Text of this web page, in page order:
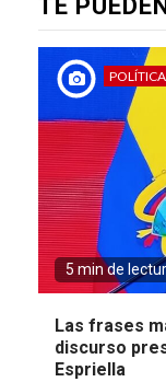
TE
POLÍTICA
5 min de
Las frases
discurso
Espriella